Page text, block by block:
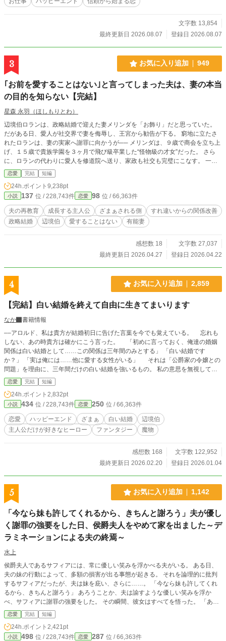
つの事実を軽んじていた。 〈暁の鴎〉号は、結婚が成立するまではオリヴィア
先を治めるフレデリック辺境伯は、島の備蓄があと二日だと伝えても、オリヴィ
を積み戻し、翌朝、予定どおり出航すると宣言した。 それでもルーカスは、招
待客の前ならオリヴィアは逆らえないと考え、新婚旅行の出航式を強行する。
「錨を上げろ。出航だ！」 しかし、船員は誰一人動かなかった。 これは、自分
を財産として扱った元婚約者と愛人を直接船から降ろし、救援を成功させた海運
令嬢が、船と信用、新しい定期航路、そして判断を尊重してくれる相手との未来
を自分の手で選び直す物語。 全6話・完結。直接ざまぁ、お仕事上の正当評価、
入れます。 ですが、この船をどう使うかまで、あなたに決めさせるつもりはあ
りません。
文字数 13,854
最終更新日 2026.08.07
登録日 2026.08.07
3 お気に入り追加 949
｢お前を愛することはない｣と言ってしまった夫は、妻の本当
の目的を知らない【完結】
星森 永羽（ほしもりとわ）
辺境伯ロランは、政略結婚で迎えた妻メリンダを「お飾り」だと思っていた。
だがある日、愛人が社交界で妻を侮辱し、王宮から勧告が下る。 窮地に立たさ
れたロランは、妻の実家へ謝罪に向かうが── メリンダは、９歳で商会を立ち上
げ、１５歳で貴族学園を３ヶ月で飛び級卒業した“怪物級の才女”だった。 さら
に、ロランの代わりに愛人を修道院へ送り、家政も社交も完璧にこなす。 一方
ロランは、妻の望む「コンドル」と「虎」を本当に捕まえて帰ってくるほど、妙
な方向に頑張り始め── 気づけば、“お飾り”だと思っていた妻に、人生ごと振り
回されていた。 そんな中、パーティーで“アフェイリ窃盗団”が出現。 ロランは
初めて、妻を守るために剣を抜く。
恋愛 完結 短編
24h.ポイント 9,238pt
小説 137 位 / 228,743件 恋愛 98 位 / 66,363件
夫の再教育 成長する主人公 ざまぁされる側
すれ違いからの関係改善
政略結婚
辺境伯 愛することはない 有能妻
感想数 18
文字数 27,037
最終更新日 2026.04.27
登録日 2026.04.22
4 お気に入り追加 2,859
【完結】白い結婚を終えて自由に生きてまいります
なか
書籍情報
––アロルド、私は貴方が結婚初日に告げた言葉を今でも覚えている。 忘れも
しない、あの時貴方は確かにこう言った。 「初めに言っておく、俺達の婚姻
関係は白い結婚として……この関係は三年間のみとする」 「白い結婚です
か？」 「実は俺には……他に愛する女性がいる」 それは「公爵家の令嬢との
問題」を理由に、三年間だけの白い結婚を強いるもの。 私の意思を無視して三
家が取り決めたものであったが、私は冷静に合意を決めた ――それは自由を得
るため、そして『私自身の秘密を隠すため』の計算でもあった。 ところが、三
年の終わりが近づいたとき、アロルドは突然告白する。「この三年間で君しか見
えなくなった。白い結婚の約束をなかったことにしてくれ」と。 「セシーリ
ア、頼む……どうか、どうか白い結婚の合意を無かった事にしてくれ」 アロル
ド、貴方は何を言い出すの？ なにを言っているか、分かっているの？ 「俺には
君しかいないと、この三年間で分かったんだ」 私の答えは決まっていた。 受け
恋愛 完結 短編
24h.ポイント 2,832pt
小説 434 位 / 228,743件 恋愛 250 位 / 66,363件
恋愛 ハッピーエンド ざまぁ 白い結婚
辺境伯
主人公だけが好きなヒーロー
ファンタジー 魔物
感想数 168
文字数 122,952
最終更新日 2026.02.20
登録日 2026.01.04
5 お気に入り追加 1,142
「今なら妹も許してくれるから、きちんと謝ろう」夫が優し
く謝罪の強要をした日、侯爵夫人をやめて家を出ました～デ
ラミネーションによる夫の終焉～
水上
侯爵夫人であるサフィアには、常に優しい笑みを浮かべる夫がいる。 ある日、
夫の妹の行動によって、多額の損害が出る事態が起きる。 それを論理的に批判
するサフィアだったが、夫は妹を庇い、さらに……。 「今なら妹も許してくれ
るから、きちんと謝ろう」 あろうことか、夫は諭すような優しい笑みを浮か
べ、サフィアに謝罪の強要をした。 その瞬間、彼女はすべてを悟った。 「あな
たのその優しさや気遣いは、私にとっては劇薬でしかありません」 その日、サ
フィアは侯爵夫人をやめて家を出た。 さらにその後、あることがきっかけで、
夫の笑顔の仮面が剥がれ落ち始め……。
恋愛 完結 短編
24h.ポイント 2,421pt
小説 498 位 / 228,743件 恋愛 287 位 / 66,363件